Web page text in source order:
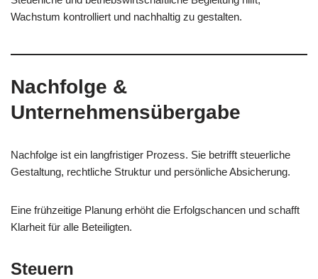
Wachstum kontrolliert und nachhaltig zu gestalten.
Nachfolge &
Unternehmensübergabe
Nachfolge ist ein langfristiger Prozess. Sie betrifft steuerliche
Gestaltung, rechtliche Struktur und persönliche Absicherung.
Eine frühzeitige Planung erhöht die Erfolgschancen und schafft
Klarheit für alle Beteiligten.
Steuern